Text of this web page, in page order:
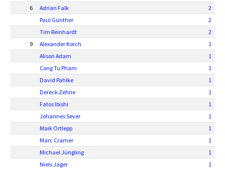
6
Adrian Falk
2
Paul Günther
2
Tim Reinhardt
2
9
Alexander Korch
1
Alison Adam
1
Cong Tu Pham
1
David Pahlke
1
Dereck Zehne
1
Fatos Ibishi
1
Johannes Sever
1
Maik Ortlepp
1
Marc Cramer
1
Michael Jüngling
1
Niels Jäger
1